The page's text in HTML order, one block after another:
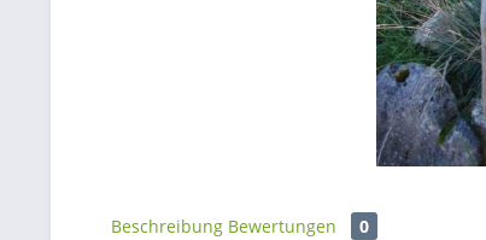
Beschreibung Bewertungen 0